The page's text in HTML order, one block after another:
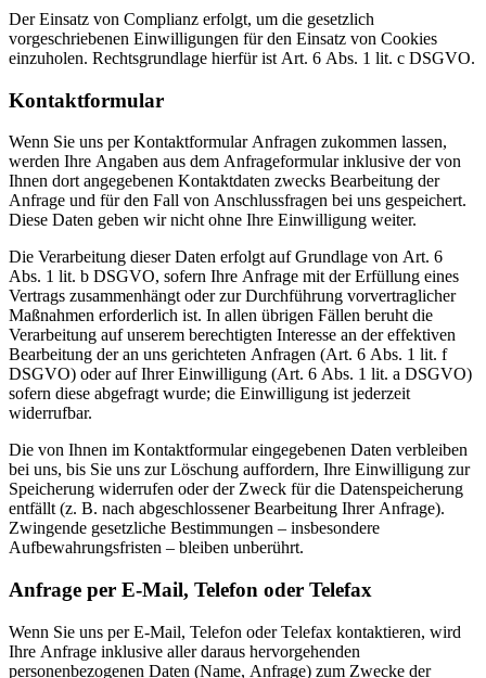
Der Einsatz von Complianz erfolgt, um die gesetzlich
vorgeschriebenen Einwilligungen für den Einsatz von Cookies
einzuholen. Rechtsgrundlage hierfür ist Art. 6 Abs. 1 lit. c DSGVO.
Kontaktformular
Wenn Sie uns per Kontaktformular Anfragen zukommen lassen,
werden Ihre Angaben aus dem Anfrageformular inklusive der von
Ihnen dort angegebenen Kontaktdaten zwecks Bearbeitung der
Anfrage und für den Fall von Anschlussfragen bei uns gespeichert.
Diese Daten geben wir nicht ohne Ihre Einwilligung weiter.
Die Verarbeitung dieser Daten erfolgt auf Grundlage von Art. 6
Abs. 1 lit. b DSGVO, sofern Ihre Anfrage mit der Erfüllung eines
Vertrags zusammenhängt oder zur Durchführung vorvertraglicher
Maßnahmen erforderlich ist. In allen übrigen Fällen beruht die
Verarbeitung auf unserem berechtigten Interesse an der effektiven
Bearbeitung der an uns gerichteten Anfragen (Art. 6 Abs. 1 lit. f
DSGVO) oder auf Ihrer Einwilligung (Art. 6 Abs. 1 lit. a DSGVO)
sofern diese abgefragt wurde; die Einwilligung ist jederzeit
widerrufbar.
Die von Ihnen im Kontaktformular eingegebenen Daten verbleiben
bei uns, bis Sie uns zur Löschung auffordern, Ihre Einwilligung zur
Speicherung widerrufen oder der Zweck für die Datenspeicherung
entfällt (z. B. nach abgeschlossener Bearbeitung Ihrer Anfrage).
Zwingende gesetzliche Bestimmungen – insbesondere
Aufbewahrungsfristen – bleiben unberührt.
Anfrage per E-Mail, Telefon oder Telefax
Wenn Sie uns per E-Mail, Telefon oder Telefax kontaktieren, wird
Ihre Anfrage inklusive aller daraus hervorgehenden
personenbezogenen Daten (Name, Anfrage) zum Zwecke der